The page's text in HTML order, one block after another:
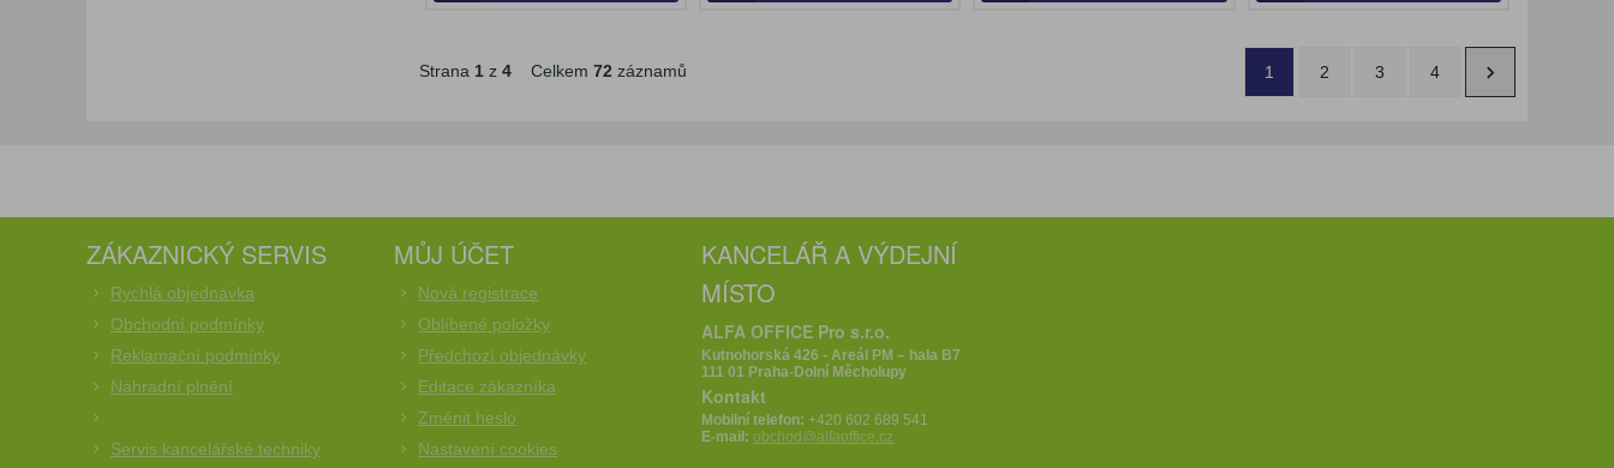
Strana 1z 4Celkem 72 záznamů 1 2 3 4
ZÁKAZNICKÝ SERVIS
Rychlá objednávka
Obchodní podmínky
Reklamační podmínky
Náhradní plnění
Servis kancelářské techniky
MŮJ ÚČET
Nová registrace
Oblíbené položky
Předchozí objednávky
Editace zákazníka
Změnit heslo
Nastavení cookies
KANCELÁŘ A VÝDEJNÍ
MÍSTO
ALFA OFFICE Pro s.r.o.
Kutnohorská 426 - Areál PM – hala B7
111 01 Praha-Dolní Měcholupy
Kontakt
Mobilní telefon:+420 602 689 541
E-mail:obchod@alfaoffice.cz